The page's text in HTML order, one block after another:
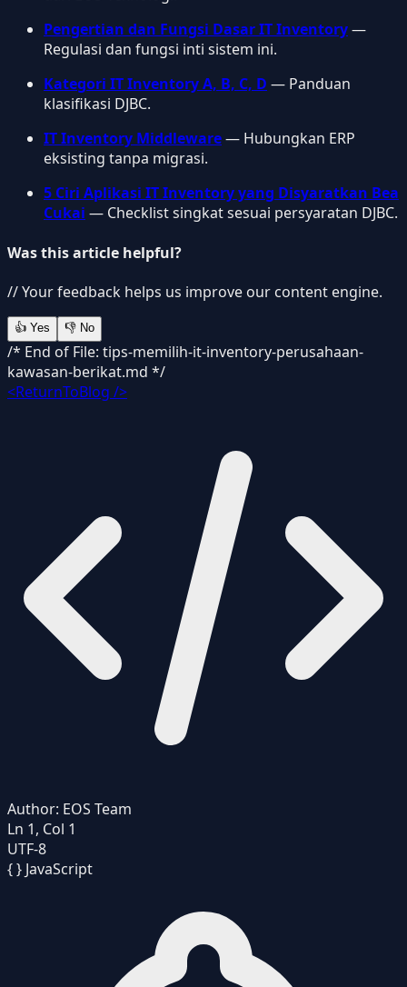
Pengertian dan Fungsi Dasar IT Inventory—
Regulasi dan fungsi inti sistem ini.
Kategori IT Inventory A, B, C, D — Panduan
klasifikasi DJBC.
IT Inventory Middleware— Hubungkan ERP
eksisting tanpa migrasi.
5 Ciri Aplikasi IT Inventory yang Disyaratkan Bea
Cukai — Checklist singkat sesuai persyaratan DJBC.
Was this article helpful?
// Your feedback helps us improve our content engine.
👍 Yes 👎 No
/* End of File: tips-memilih-it-inventory-perusahaan-
kawasan-berikat.md */
<ReturnToBlog />
Author: EOS Team
Ln 1, Col 1
UTF-8
{ } JavaScript